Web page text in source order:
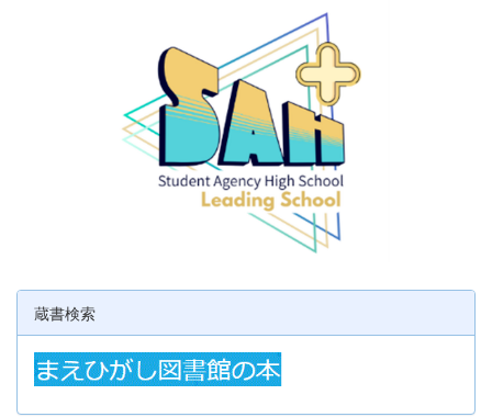
蔵書検索